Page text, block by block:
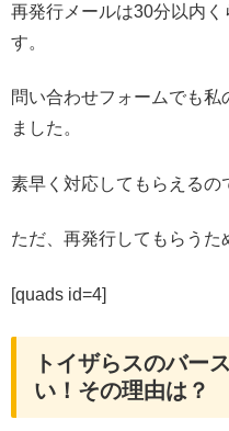
再発行メールは30分以内
す。
問い合わせフォームでも私
ました。
素早く対応してもらえるの
ただ、再発行してもらうた
[quads id=4]
トイザらスのバー
い！その理由は？